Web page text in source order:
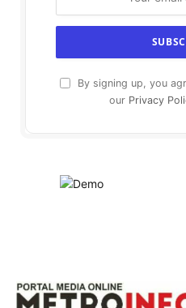
By signing up, you
our Privacy